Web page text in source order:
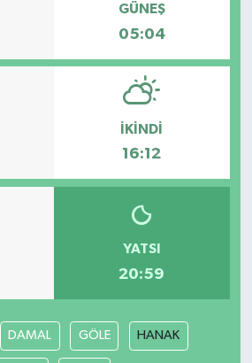
GÜNEŞ
05:04
İKINDI
16:12
YATSI
20:59
DAMAL GÖLE HANAK